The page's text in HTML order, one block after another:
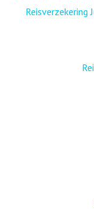
Reisverzekering